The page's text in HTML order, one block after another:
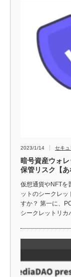
2023/1/14 セキュ
暗号資産ウォ
保管リスク【あ
仮想通貨やNFTを
ットのシークレッ
すか？ 第一に、
シークレットリ